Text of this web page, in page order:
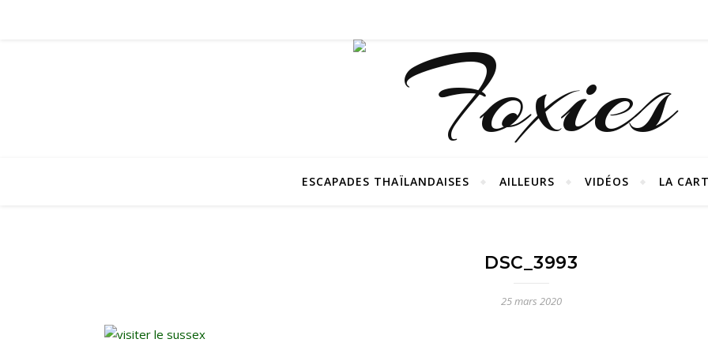
ESCAPADES THAÏLANDAISES AILLEURS VIDÉOS LA
DSC_3993
25 mars 2020